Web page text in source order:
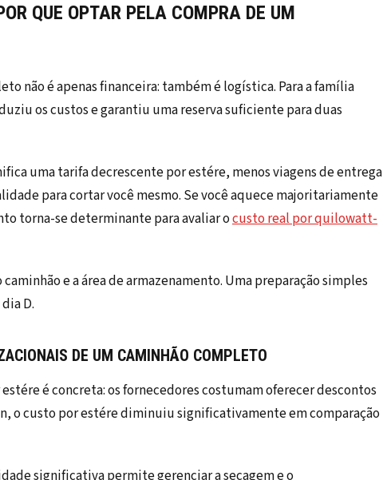
QUE OPTAR PELA COMPRA DE UM
não é apenas financeira: também é logística. Para a família
os custos e garantiu uma reserva suficiente para duas
uma tarifa decrescente por estére, menos viagens de entrega
para cortar você mesmo. Se você aquece majoritariamente
torna-se determinante para avaliar ocusto real por quilowatt-
e a área de armazenamento. Uma preparação simples
D.
DE UM CAMINHÃO COMPLETO
é concreta: os fornecedores costumam oferecer descontos
o custo por estére diminuiu significativamente em comparação
significativa permite gerenciar a secagem e o